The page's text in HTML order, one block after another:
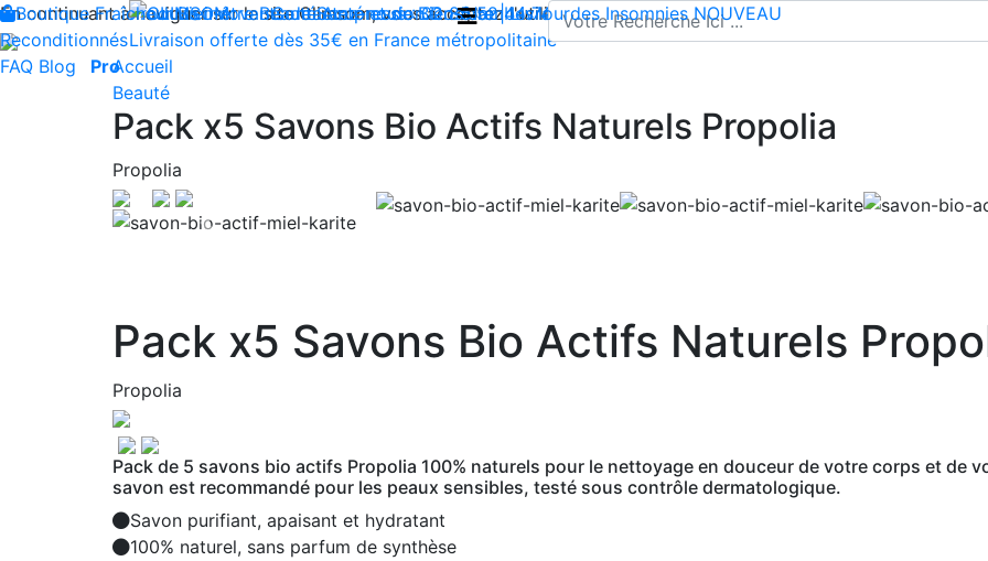
En continuant à naviguer sur le site Climsom, vous acceptez l'utilisation de cookies pour enregistrer votre panier et
Produits innovants de Santé et de Bien-être | Livraison offerte dès 35€ en France métropolitaine
Livraison offerte dès 35€ en France métropolitaine
Contactez-nous : 02 85 52 44 74 -contact@climsom.com
Boutique Fraîcheur Bien-être Beauté Acupression Dos Jambes lourdes Insomnies NOUVEAU
Reconditionnés
FAQ Blog ProAccueil
Beauté
Pack x5 Savons Bio Actifs Naturels Propolia
Propolia
Previous
Pack x5 Savons Bio Actifs Naturels
Propolia
Pack de 5 savons bio actifs Propolia 100% naturels pour le nettoyage en douceur de votre corps et de
savon est recommandé pour les peaux sensibles, testé sous contrôle dermatologique.
Savon purifiant, apaisant et hydratant
100% naturel, sans parfum de synthèse